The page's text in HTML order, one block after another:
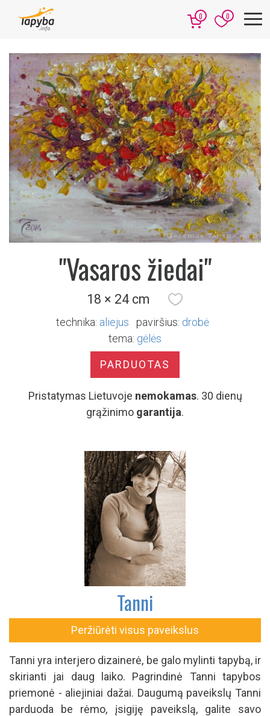
0 0
"Vasaros žiedai"
18 × 24 cm
technika: aliejus paviršius: drobė
tema: gėlės
PARDUOTAS
Pristatymas Lietuvoje nemokamas. 30 dienų
grąžinimo garantija.
Tanni
Peržiūrėti visus paveikslus
Tanni yra interjero dizainerė, be galo mylinti tapybą, ir
skirianti jai daug laiko. Pagrindinė Tanni tapybos
priemonė - aliejiniai dažai. Daugumą paveikslų Tanni
parduoda be rėmo, įsigiję paveikslą, galite savo